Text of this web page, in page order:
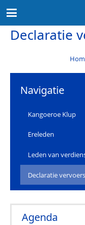
Declaratie
Navigatie
Kangoeroe Klup
Ereleden
Leden van
Declaratie
Agenda